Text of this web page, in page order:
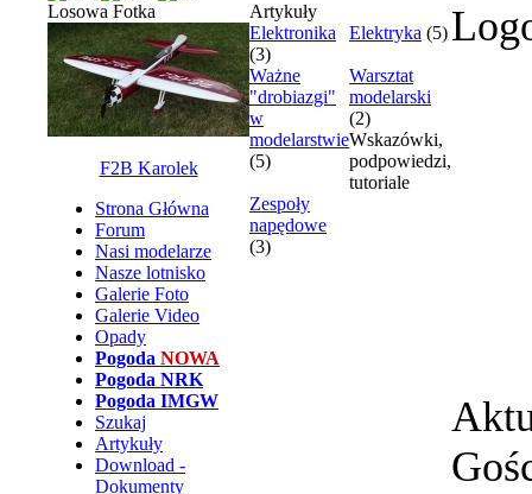
Losowa Fotka
F2B Karolek
Strona Główna
Forum
Nasi modelarze
Nasze lotnisko
Galerie Foto
Galerie Video
Opady
Pogoda NOWA
Pogoda NRK
Pogoda IMGW
Szukaj
Artykuły
Download -
Dokumenty
Artykuły
Elektronika
(3)
Elektryka (5)
Ważne
"drobiazgi"
w
modelarstwie
(5)
Warsztat
modelarski
(2)
Wskazówki,
podpowiedzi,
tutoriale
Zespoły
napędowe
(3)